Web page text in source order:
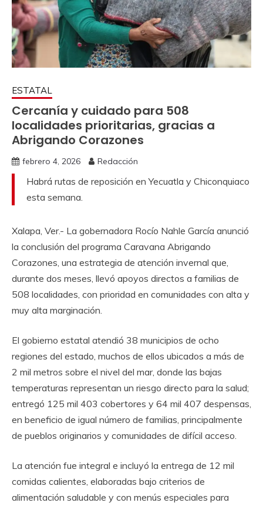
ESTATAL
Cercanía y cuidado para 508
localidades prioritarias, gracias a
Abrigando Corazones
febrero 4, 2026 Redacción
Habrá rutas de reposición en Yecuatla y Chiconquiaco
esta semana.
Xalapa, Ver.- La gobernadora Rocío Nahle García anunció
la conclusión del programa Caravana Abrigando
Corazones, una estrategia de atención invernal que,
durante dos meses, llevó apoyos directos a familias de
508 localidades, con prioridad en comunidades con alta y
muy alta marginación.
El gobierno estatal atendió 38 municipios de ocho
regiones del estado, muchos de ellos ubicados a más de
2 mil metros sobre el nivel del mar, donde las bajas
temperaturas representan un riesgo directo para la salud;
entregó 125 mil 403 cobertores y 64 mil 407 despensas,
en beneficio de igual número de familias, principalmente
de pueblos originarios y comunidades de difícil acceso.
La atención fue integral e incluyó la entrega de 12 mil
comidas calientes, elaboradas bajo criterios de
alimentación saludable y con menús especiales para